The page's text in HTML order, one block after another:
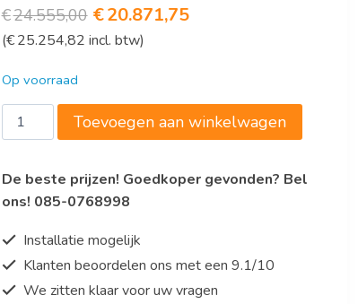
€24.555,00 Oorspronkelijke
prijs
€24.555,00.
€20.871,75Huidige
€20.871,75.
(€ 25.254,82 incl. btw)
Op voorraad
SCHEPIJSVITRINE
MILLENIUM
*TRANSPORT
OP
aantal
Toevoegen aan winkelwagen
De beste prijzen! Goedkoper gevonden? Bel
ons! 085-0768998
Installatie mogelijk
Klanten beoordelen ons met een 9.1/10
We zitten klaar voor uw vragen